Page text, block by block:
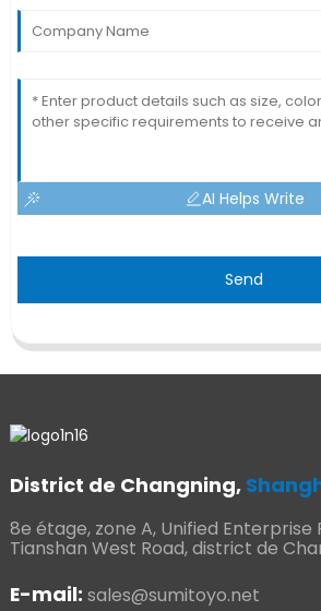
AI Helps Write
Send
District de Changning,
8e étage, zone A, Unified Enterprise
Tianshan West Road, district de
E-mail: sales@sumitoyo.net